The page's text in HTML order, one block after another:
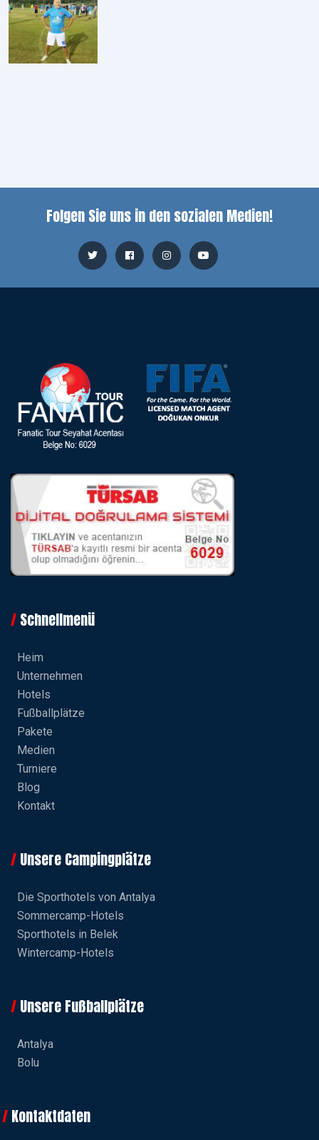
Folgen Sie uns in den sozialen Medien!
Schnellmenü
Heim
Unternehmen
Hotels
Fußballplätze
Pakete
Medien
Turniere
Blog
Kontakt
Unsere Campingplätze
Die Sporthotels von Antalya
Sommercamp-Hotels
Sporthotels in Belek
Wintercamp-Hotels
Unsere Fußballplätze
Antalya
Bolu
Kontaktdaten